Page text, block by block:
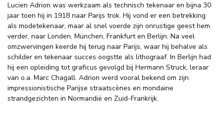
Lucien Adrion was werkzaam als technisch tekenaar en bijna 30
jaar toen hij in 1918 naar Parijs trok. Hij vond er een betrekking
als modetekenaar, maar al snel voerde zijn onrustige geest hem
verder, naar Londen, München, Frankfurt en Berlijn. Na veel
omzwervingen keerde hij terug naar Parijs, waar hij behalve als
schilder en tekenaar succes oogstte als lithograaf. In Berlijn had
hij een opleiding tot graficus gevolgd bij Hermann Struck, leraar
van o.a. Marc Chagall. Adrion werd vooral bekend om zijn
impressionistische Parijse straatscènes en mondaine
strandgezichten in Normandië en Zuid-Frankrijk.